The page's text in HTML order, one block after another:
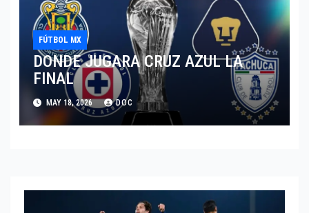
FÚTBOL MX
DONDE JUGARA CRUZ AZUL LA
FINAL
MAY 18, 2026 DOC